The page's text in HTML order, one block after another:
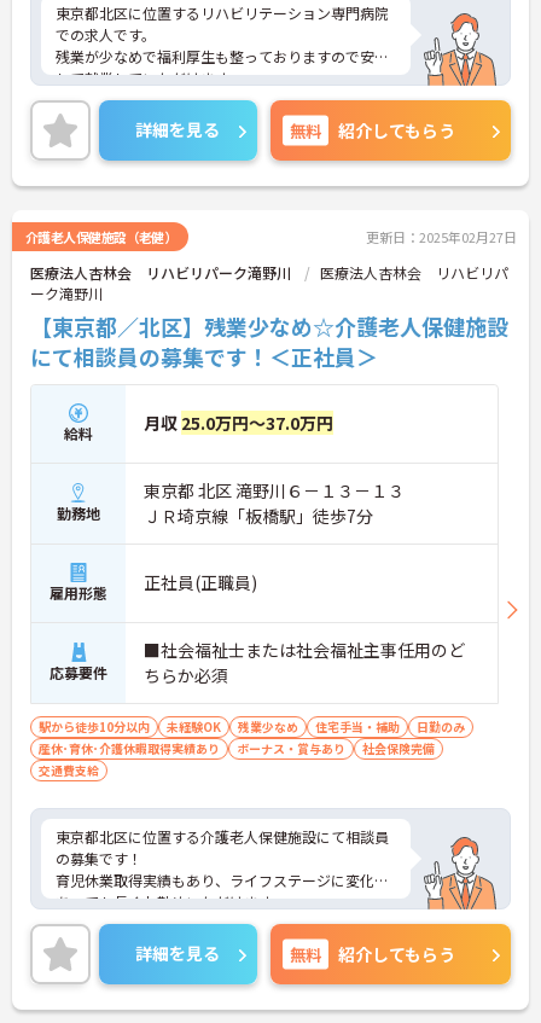
東京都北区に位置するリハビリテーション専門病院
での求人です。
残業が少なめで福利厚生も整っておりますので安心
して就業していただけます。
ご興味のある方はお気軽にお問い合わせ下さい。
詳細を見る 無料 紹介してもらう
介護老人保健施設（老健） 更新日：2025年02月27日
医療法人杏林会 リハビリパーク滝野川
医療法人杏林会 リハビリパ
ーク滝野川
【東京都／北区】残業少なめ☆介護老人保健施設
にて相談員の募集です！＜正社員＞
給料 月収 25.0万円～37.0万円
勤務地
東京都 北区 滝野川６－１３－１３
ＪＲ埼京線「板橋駅」徒歩7分
雇用形態 正社員(正職員)
応募要件
■社会福祉士または社会福祉主事任用のど
ちらか必須
駅から徒歩10分以内 未経験OK 残業少なめ 住宅手当・補助
日勤のみ
産休･育休･介護休暇取得実績あり
ボーナス・賞与あり
社会保険完備
交通費支給
東京都北区に位置する介護老人保健施設にて相談員
の募集です！
育児休業取得実績もあり、ライフステージに変化が
あっても長くお勤めいただけます。
ご興味ある方には、面接対策ポイントなど、さらに
詳細をお話しいたしますのでお気軽にご相談くださ
い！
詳細を見る 無料 紹介してもらう